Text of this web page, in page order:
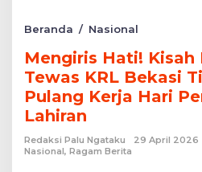
Beranda / Nasional
Kisah
Tewas
KRL
Baru
Mengiris Hati! Kisah
Tewas KRL Bekasi
Pulang Kerja Hari
Lahiran
Redaksi Palu Ngataku
29 April 2026
Nasional, Ragam Berita